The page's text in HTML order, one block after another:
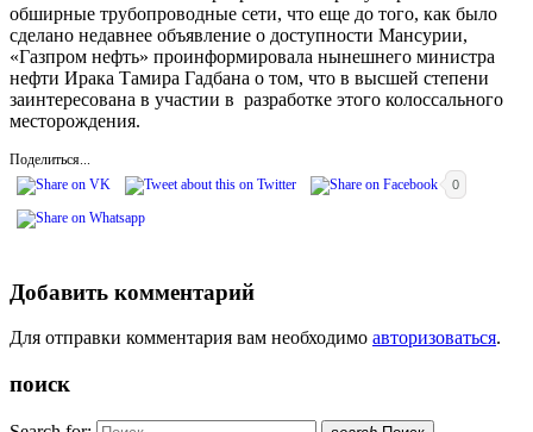
обширные трубопроводные сети, что еще до того, как было
сделано недавнее объявление о доступности Мансурии,
«Газпром нефть» проинформировала нынешнего министра
нефти Ирака Тамира Гадбана о том, что в высшей степени
заинтересована в участии в разработке этого колоссального
месторождения.
Поделиться...
0
Добавить комментарий
Для отправки комментария вам необходимо авторизоваться.
поиск